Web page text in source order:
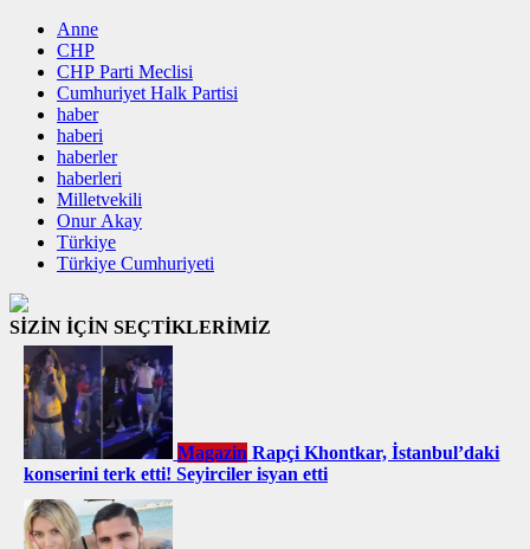
Anne
CHP
CHP Parti Meclisi
Cumhuriyet Halk Partisi
haber
haberi
haberler
haberleri
Milletvekili
Onur Akay
Türkiye
Türkiye Cumhuriyeti
SİZİN İÇİN SEÇTİKLERİMİZ
Magazin Rapçi Khontkar, İstanbul’daki
konserini terk etti! Seyirciler isyan etti